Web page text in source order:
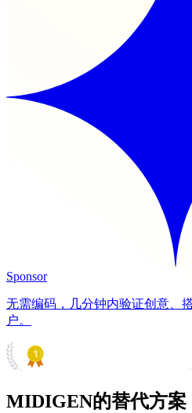
Sponsor
无需编码，几分钟内验证创意、
户。
MIDIGEN的替代方案